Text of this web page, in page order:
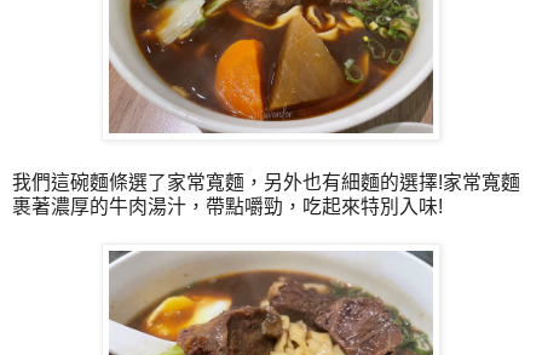
我們這碗麵條選了家常寬麵，另外也有細麵的選擇!家常寬麵
裹著濃厚的牛肉湯汁，帶點嚼勁，吃起來特別入味!